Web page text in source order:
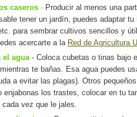
caseros - Producir al menos una
tener un jardín, puedes adaptar
para sembrar cultivos sencillos y
acercarte a la Red de Agricultura
el agua- Coloca cubetas o tinas bajo
te bañas. Esa agua puedes
a evitar las plagas). Otros
enjabonas los trastes, colocar en tu
cada vez que le jales.